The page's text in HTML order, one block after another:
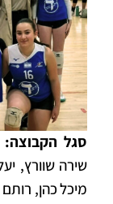
סגל הקבוצה:
שירה שוורץ,
מיכל כהן, רותם